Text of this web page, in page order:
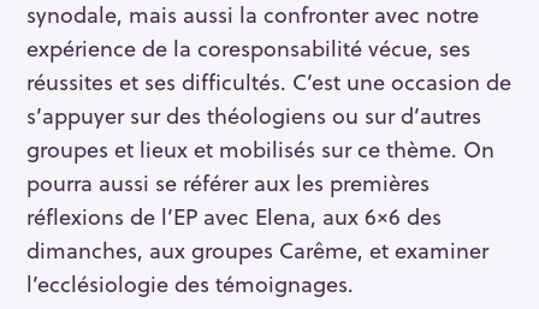
synodale, mais aussi la confronter avec notre
expérience de la coresponsabilité vécue, ses
réussites et ses difficultés. C’est une occasion de
s’appuyer sur des théologiens ou sur d’autres
groupes et lieux et mobilisés sur ce thème. On
pourra aussi se référer aux les premières
réflexions de l’EP avec Elena, aux 6×6 des
dimanches, aux groupes Carême, et examiner
l’ecclésiologie des témoignages.